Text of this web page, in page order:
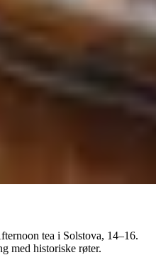
tea i Solstova, 14–16.
med historiske røter.